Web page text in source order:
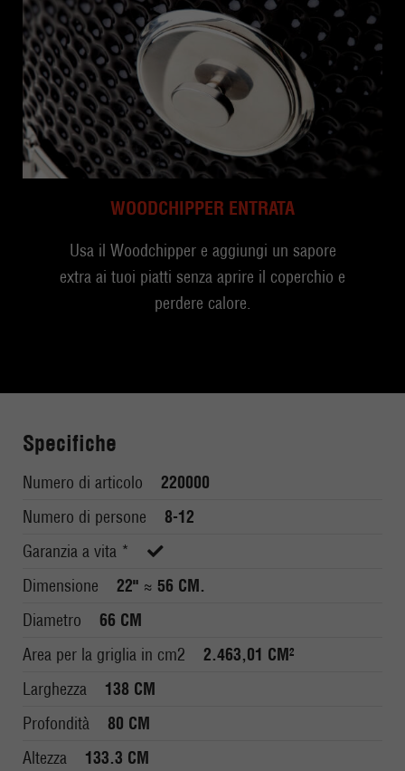
WOODCHIPPER ENTRATA
Usa il Woodchipper e aggiungi un sapore
extra ai tuoi piatti senza aprire il coperchio e
perdere calore.
Specifiche
Numero di articolo
220000
Numero di persone
8-12
Garanzia a vita *
Dimensione
22" ≈ 56 CM.
Diametro
66 CM
Area per la griglia in cm2
2.463,01 CM²
Larghezza
138 CM
Profondità
80 CM
Altezza
133.3 CM